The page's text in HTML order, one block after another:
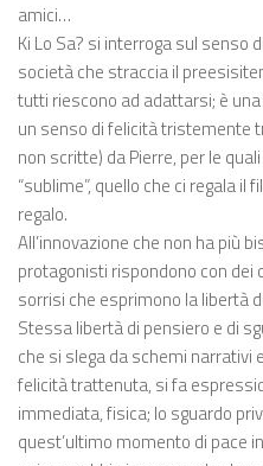
amici…
Ki Lo Sa? si interroga sul senso
società che straccia il
tutti riescono ad adattarsi; è
un senso di felicità tristemente
non scritte) da Pierre, per le
“sublime”, quello che ci regala il
regalo.
All’innovazione che non ha più
protagonisti rispondono con dei
sorrisi che esprimono la libertà
Stessa libertà di pensiero e di
che si slega da schemi narrativi
felicità trattenuta, si fa
immediata, fisica; lo sguardo
quest’ultimo momento di pace